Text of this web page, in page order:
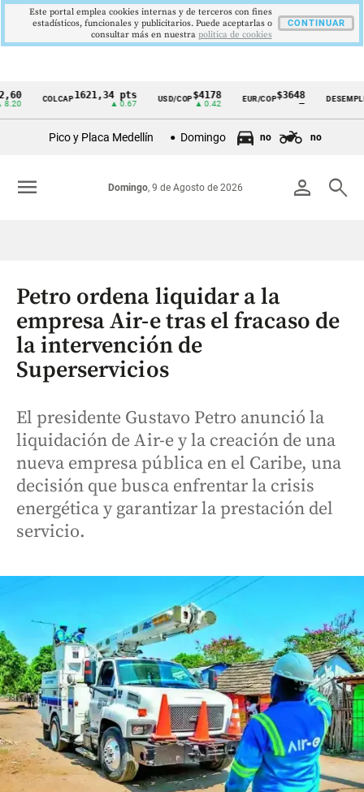
Cintillo
Colombia
COLCAP1621,34 pts USD/COP$4178
▲ 0.42
EUR/COP$3648
—
DESEMPLEO9,9
▼
Pico y Placa Medellín Domingo no no
person search
Domingo, 9 de Agosto de 2026
menu
Petro ordena liquidar a la
empresa Air-e tras el fracaso de
la intervención de
Superservicios
El presidente Gustavo Petro anunció la
liquidación de Air-e y la creación de una
nueva empresa pública en el Caribe, una
decisión que busca enfrentar la crisis
energética y garantizar la prestación del
servicio.
Este portal emplea cookies internas y de terceros con fines
estadísticos, funcionales y publicitarios. Puede aceptarlas o
consultar más en nuestra politica de cookies
CONTINUAR